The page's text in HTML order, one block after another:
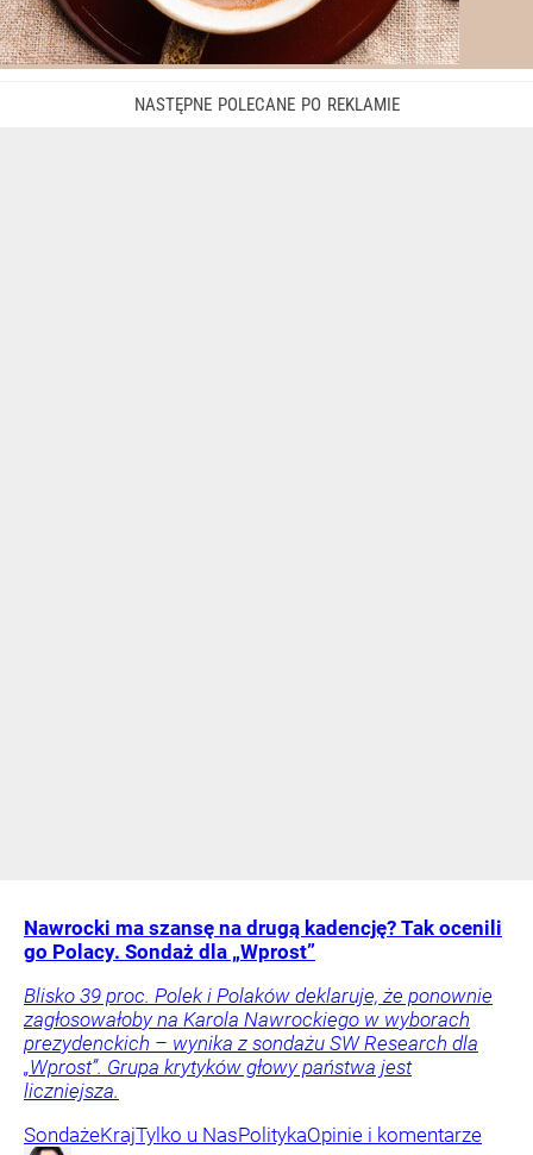
Nawrocki ma szansę na drugą kadencję? Tak ocenili
go Polacy. Sondaż dla „Wprost”
Blisko 39 proc. Polek i Polaków deklaruje, że ponownie
zagłosowałoby na Karola Nawrockiego w wyborach
prezydenckich – wynika z sondażu SW Research dla
„Wprost”. Grupa krytyków głowy państwa jest
liczniejsza.
SondażeKrajTylko u NasPolitykaOpinie i komentarze